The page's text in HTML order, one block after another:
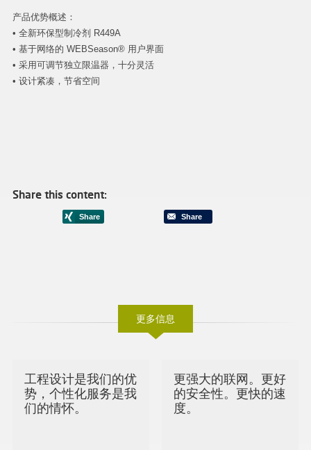
产品优势概述：
• 全新环保型制冷剂 R449A
• 基于网络的 WEBSeason® 用户界面
• 采用可调节独立限温器，十分灵活
• 设计紧凑，节省空间
Share this content:
Share
更多信息
工程设计是我们的优
势，个性化服务是我
们的情怀。
更强大的联网。更好
的安全性。更快的速
度。